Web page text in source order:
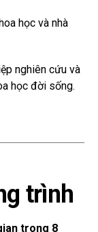
học và nhà
nghiên cứu và
học đời sống.
trình
trong 8